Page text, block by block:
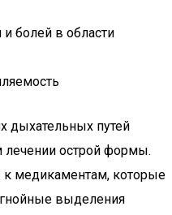
болей в области
дыхательных путей
лечении острой формы.
к медикаментам, которые
выделения